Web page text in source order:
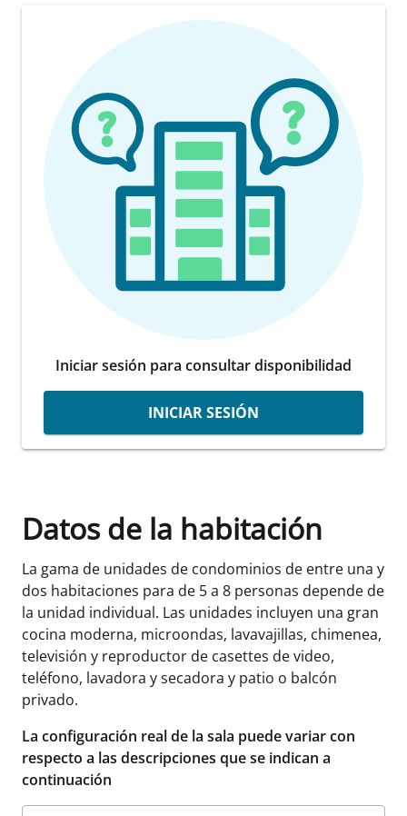
Iniciar sesión para consultar disponibilidad
INICIAR SESIÓN
Datos de la habitación
La gama de unidades de condominios de entre una y
dos habitaciones para de 5 a 8 personas depende de
la unidad individual. Las unidades incluyen una gran
cocina moderna, microondas, lavavajillas, chimenea,
televisión y reproductor de casettes de video,
teléfono, lavadora y secadora y patio o balcón
privado.
La configuración real de la sala puede variar con
respecto a las descripciones que se indican a
continuación